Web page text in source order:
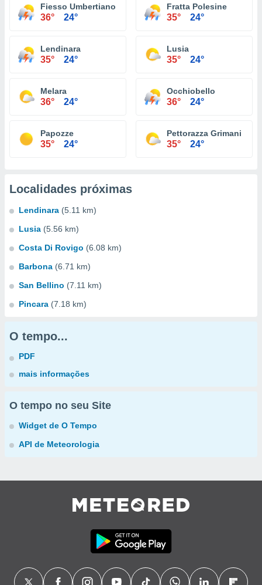
Fiesso Umbertiano
36° 24°
Fratta Polesine
35° 24°
Lendinara
35° 24°
Lusia
35° 24°
Melara
36° 24°
Occhiobello
36° 24°
Papozze
35° 24°
Pettorazza Grimani
35° 24°
Localidades próximas
Lendinara (5.11 km)
Lusia (5.56 km)
Costa Di Rovigo (6.08 km)
Barbona (6.71 km)
San Bellino (7.11 km)
Pincara (7.18 km)
O tempo...
PDF
mais informações
O tempo no seu Site
Widget de O Tempo
API de Meteorologia